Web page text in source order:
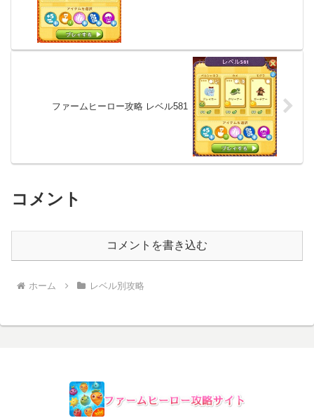
ファームヒーロー攻略 レベル581
コメント
コメントを書き込む
ホーム レベル別攻略